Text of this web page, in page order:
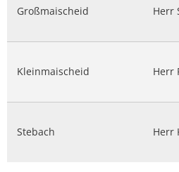
Großmaischeid Herr
Kleinmaischeid Herr
Stebach Herr